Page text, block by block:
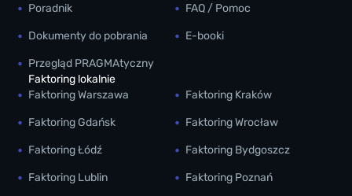
Poradnik
FAQ / Pomoc
Dokumenty do pobrania E-booki
Przegląd PRAGMAtyczny
Faktoring lokalnie
Faktoring Warszawa
Faktoring Kraków
Faktoring Gdańsk Faktoring Wrocław
Faktoring Łódź Faktoring Bydgoszcz
Faktoring Lublin Faktoring Poznań